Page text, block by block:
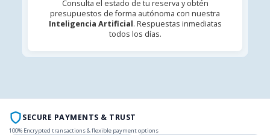
Consulta el estado de tu reserva y obtén
presupuestos de forma autónoma con nuestra
Inteligencia Artificial. Respuestas inmediatas
todos los días.
SECURE PAYMENTS & TRUST
100% Encrypted transactions & flexible payment options